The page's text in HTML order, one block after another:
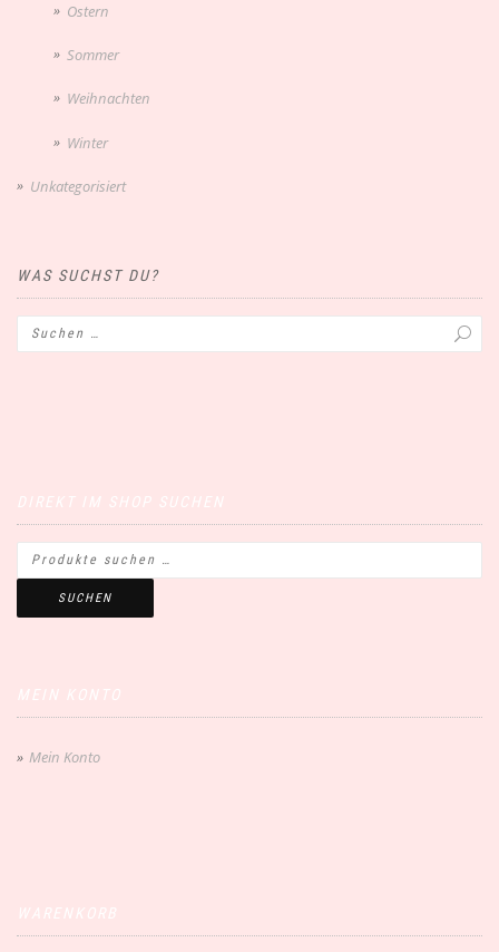
Ostern
Sommer
Weihnachten
Winter
Unkategorisiert
WAS SUCHST DU?
SUCHEN
Mein Konto